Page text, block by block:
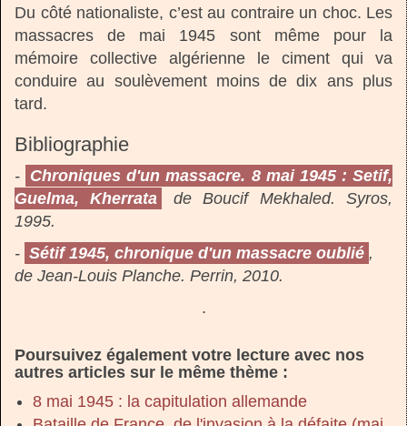
Du côté nationaliste, c’est au contraire un choc. Les
massacres de mai 1945 sont même pour la
mémoire collective algérienne le ciment qui va
conduire au soulèvement moins de dix ans plus
tard.
Bibliographie
- Chroniques d'un massacre. 8 mai 1945 : Setif,
Guelma, Kherrata
de Boucif Mekhaled. Syros,
1995.
- Sétif 1945, chronique d'un massacre oublié ,
de Jean-Louis Planche. Perrin, 2010.
.
Poursuivez également votre lecture avec nos
autres articles sur le même thème :
8 mai 1945 : la capitulation allemande